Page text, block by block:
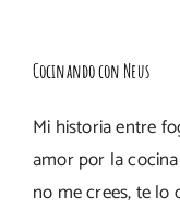
Cocinando con Neus
Mi historia entre
amor por la
no me crees, te